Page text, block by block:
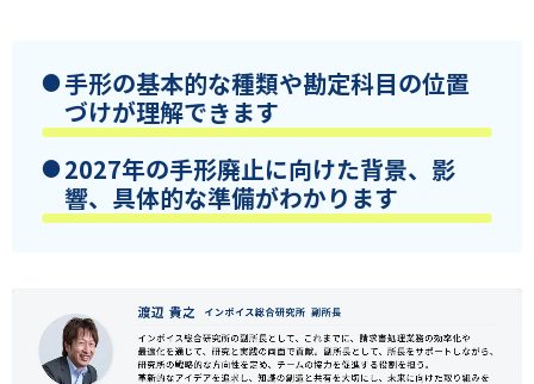
手形の基本的な種類や勘定科目の位置
づけが理解できます
2027年の手形廃止に向けた背景、影
響、具体的な準備がわかります